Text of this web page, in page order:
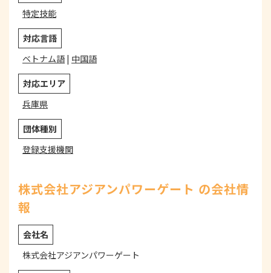
特定技能
対応言語
ベトナム語| 中国語
対応エリア
兵庫県
団体種別
登録支援機関
株式会社アジアンパワーゲート の会社情
報
会社名
株式会社アジアンパワーゲート